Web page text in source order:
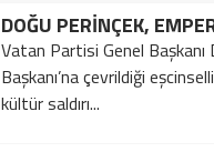
Vatan Partisi Genel
Başkanı’na çevrildiği
kültür saldırı...